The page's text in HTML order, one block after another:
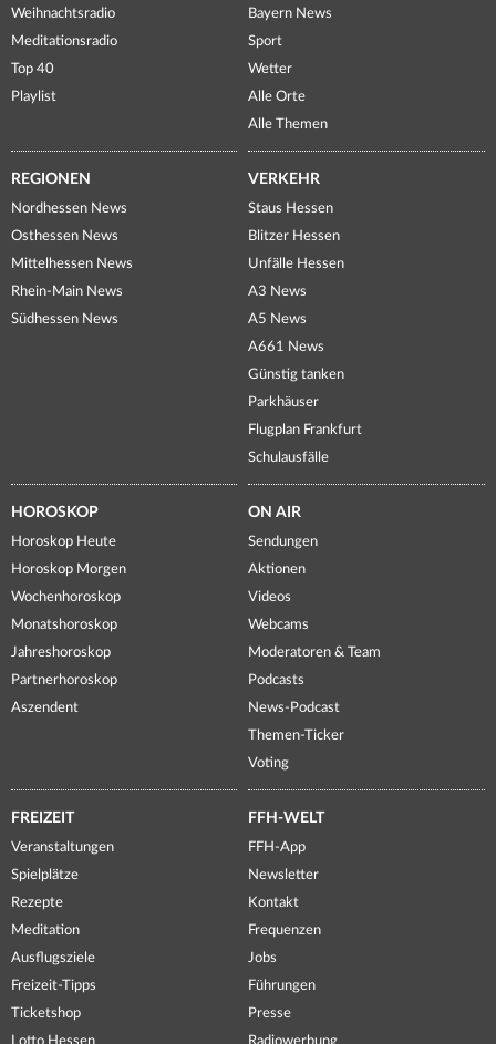
Weihnachtsradio
Meditationsradio
Top 40
Playlist
Bayern News
Sport
Wetter
Alle Orte
Alle Themen
REGIONEN
Nordhessen News
Osthessen News
Mittelhessen News
Rhein-Main News
Südhessen News
VERKEHR
Staus Hessen
Blitzer Hessen
Unfälle Hessen
A3 News
A5 News
A661 News
Günstig tanken
Parkhäuser
Flugplan Frankfurt
Schulausfälle
HOROSKOP
Horoskop Heute
Horoskop Morgen
Wochenhoroskop
Monatshoroskop
Jahreshoroskop
Partnerhoroskop
Aszendent
ON AIR
Sendungen
Aktionen
Videos
Webcams
Moderatoren & Team
Podcasts
News-Podcast
Themen-Ticker
Voting
FREIZEIT
Veranstaltungen
Spielplätze
Rezepte
Meditation
Ausflugsziele
Freizeit-Tipps
Ticketshop
Lotto Hessen
FFH-WELT
FFH-App
Newsletter
Kontakt
Frequenzen
Jobs
Führungen
Presse
Radiowerbung